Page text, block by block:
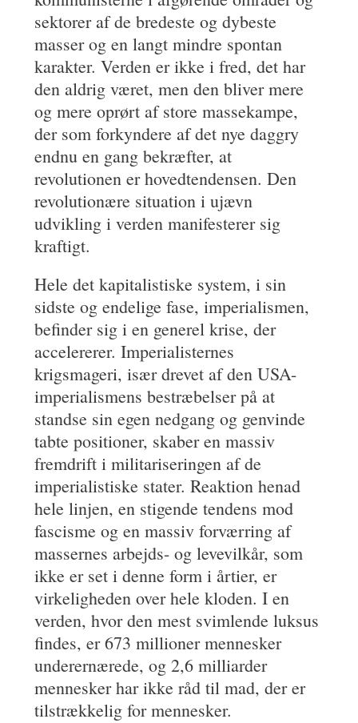
sektorer af de bredeste og dybeste
masser og en langt mindre spontan
karakter. Verden er ikke i fred, det har
den aldrig været, men den bliver mere
og mere oprørt af store massekampe,
der som forkyndere af det nye daggry
endnu en gang bekræfter, at
revolutionen er hovedtendensen. Den
revolutionære situation i ujævn
udvikling i verden manifesterer sig
kraftigt.
Hele det kapitalistiske system, i sin
sidste og endelige fase, imperialismen,
befinder sig i en generel krise, der
accelererer. Imperialisternes
krigsmageri, især drevet af den USA-
imperialismens bestræbelser på at
standse sin egen nedgang og genvinde
tabte positioner, skaber en massiv
fremdrift i militariseringen af de
imperialistiske stater. Reaktion henad
hele linjen, en stigende tendens mod
fascisme og en massiv forværring af
massernes arbejds- og levevilkår, som
ikke er set i denne form i årtier, er
virkeligheden over hele kloden. I en
verden, hvor den mest svimlende luksus
findes, er 673 millioner mennesker
underernærede, og 2,6 milliarder
mennesker har ikke råd til mad, der er
tilstrækkelig for mennesker.